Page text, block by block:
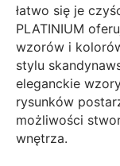
łatwo się je
PLATINIUM
wzorów i
stylu
eleganckie
rysunków
możliwości
wnętrza.